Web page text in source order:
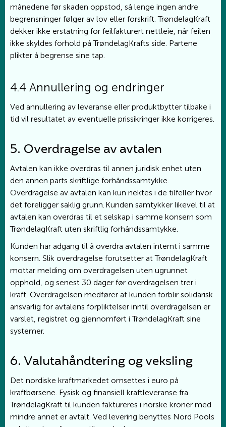
månedene før skaden oppstod, så lenge ingen andre
begrensninger følger av lov eller forskrift. TrøndelagKraft
dekker ikke erstatning for feilfakturert nettleie, når feilen
ikke skyldes forhold på TrøndelagKrafts side. Partene
plikter å begrense sine tap.
4.4 Annullering og endringer
Ved annullering av leveranse eller produktbytter tilbake i
tid vil resultatet av eventuelle prissikringer ikke korrigeres.
5. Overdragelse av avtalen
Avtalen kan ikke overdras til annen juridisk enhet uten
den annen parts skriftlige forhåndssamtykke.
Overdragelse av avtalen kan kun nektes i de tilfeller hvor
det foreligger saklig grunn. Kunden samtykker likevel til at
avtalen kan overdras til et selskap i samme konsern som
TrøndelagKraft uten skriftlig forhåndssamtykke.
Kunden har adgang til å overdra avtalen internt i samme
konsern. Slik overdragelse forutsetter at TrøndelagKraft
mottar melding om overdragelsen uten ugrunnet
opphold, og senest 30 dager før overdragelsen trer i
kraft. Overdragelsen medfører at kunden forblir solidarisk
ansvarlig for avtalens forpliktelser inntil overdragelsen er
varslet, registret og gjennomført i TrøndelagKraft sine
systemer.
6. Valutahåndtering og veksling
Det nordiske kraftmarkedet omsettes i euro på
kraftbørsene. Fysisk og finansiell kraftleveranse fra
TrøndelagKraft til kunden faktureres i norske kroner med
mindre annet er avtalt. Ved levering benyttes Nord Pools